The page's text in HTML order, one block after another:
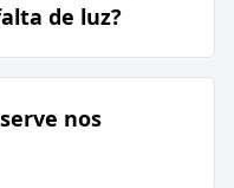
de luz?
nos